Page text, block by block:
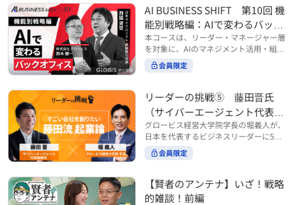
3%BC%E3%82%AF%E3%82%B7%E3%
83%95%E3%83%88 ※本コースは、AIの
マネジメント活用を学ぶ「AIビジネスシ
フト」シリーズの一環として提供してい
ます。 ※本動画は、制作時点の情報に基
づき作成したものです（2026年03月制
か？ このコースは、あなたが“ありたい
自分”として生き、キャリアをデザイン
していくための思考と行動のガイドにな
ります。 ※本動画は、制作時点の情報に
基づき作成したものです（2025年11月
制作）
つつ、自律的に仕事を進めてもらうため
にはどうすればよいのか。 こうした悩み
に直面するリーダー・マネージャーの方
は多いのではないでしょうか。 変化が激
しく、正解のない現代においては、指示
や助言にとどまらず、メンバーの思考を
引き出し、自律的な行動を促す「コーチ
す。 本コースでは、基礎的なコーチング
の考え方を押さえたうえで、実際の職場
で起こりがちな事例をもとに、相手の思
考と行動を引き出す関わり方を学びま
す。 また、代表的なコーチングのフレー
ムワークである「GROWモデル」を取り
の主体性を引き出していくのかを、わか
りやすく解説します。 メンバーとの対話
を、成長を促す機会へと変えていく。そ
AI BUSINESS SHIFT 第10回 機
能別戦略編：AIで変わるバック
オフィス
本コースは、リーダー・マネージャー層
を対象に、AIのマネジメント活用・組織
活用を体系的に学ぶ 『AI BUSINESS SHI
FTシリーズ（全12回）』の第10回で
バックオフィス」では、人事・総務・労
務・経理・情報システムなどのバックオ
フィス領域において、定型業務の自動化
や効率化といった現場レベルのAI活用だ
けでなく、いかにして経営や戦略に貢献
する存在へと進化していくのかについて
考えを深め、学んでいきます。 ■こんな
理・情シスなど、バックオフィス部門を
率いるリーダー・マネージャーの方 ・バ
会員限定
リーダーの挑戦⑤ 藤田晋氏
（サイバーエージェント代表取
締役）
グロービス経営大学院学長の堀義人が、
日本を代表するビジネスリーダーに5つ
の質問（能力開発／挑戦／試練／仲間／
志）を投げかけ、その人生哲学を解き明
ーエージェント代表取締役の藤田晋氏。
起業の理由、経営をどうやって学んだ
会員限定
【賢者のアンテナ】いざ！戦略
的雑談！前編